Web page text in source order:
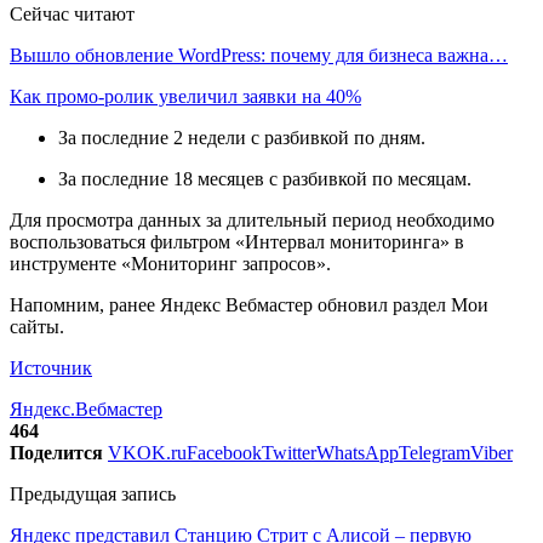
Сейчас читают
Вышло обновление WordPress: почему для бизнеса важна…
Как промо-ролик увеличил заявки на 40%
За последние 2 недели с разбивкой по дням.
За последние 18 месяцев с разбивкой по месяцам.
Для просмотра данных за длительный период необходимо
воспользоваться фильтром «Интервал мониторинга» в
инструменте «Мониторинг запросов».
Напомним, ранее Яндекс Вебмастер обновил раздел Мои
сайты.
Источник
Яндекс.Вебмастер
464
Поделится VKOK.ruFacebookTwitterWhatsAppTelegramViber
Предыдущая запись
Яндекс представил Станцию Стрит с Алисой – первую